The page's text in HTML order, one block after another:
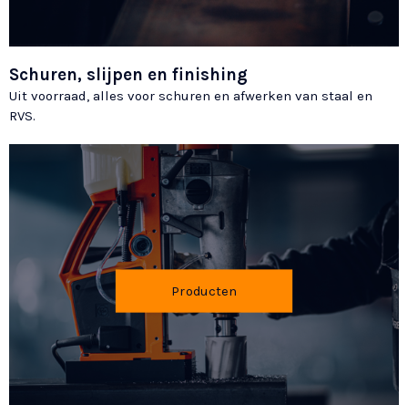
Schuren, slijpen en finishing
Uit voorraad, alles voor schuren en afwerken van staal en
RVS.
Producten